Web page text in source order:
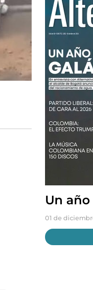
Un
01 de